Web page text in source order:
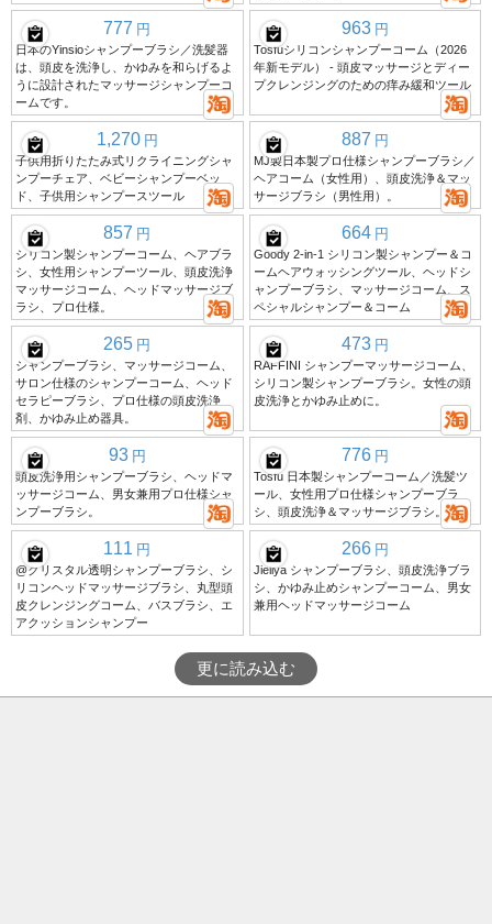
777 円
日本のYinsioシャンプーブラシ／洗髪器
は、頭皮を洗浄し、かゆみを和らげるよ
うに設計されたマッサージシャンプーコ
ームです。
963 円
Tosfuシリコンシャンプーコーム（2026
年新モデル） - 頭皮マッサージとディー
プクレンジングのための痒み緩和ツール
1,270 円
子供用折りたたみ式リクライニングシャ
ンプーチェア、ベビーシャンプーベッ
ド、子供用シャンプースツール
887 円
MJ製日本製プロ仕様シャンプーブラシ／
ヘアコーム（女性用）、頭皮洗浄＆マッ
サージブラシ（男性用）。
857 円
シリコン製シャンプーコーム、ヘアブラ
シ、女性用シャンプーツール、頭皮洗浄
マッサージコーム、ヘッドマッサージブ
ラシ、プロ仕様。
664 円
Goody 2-in-1 シリコン製シャンプー＆コ
ームヘアウォッシングツール、ヘッドシ
ャンプーブラシ、マッサージコーム、ス
ペシャルシャンプー＆コーム
265 円
シャンプーブラシ、マッサージコーム、
サロン仕様のシャンプーコーム、ヘッド
セラピーブラシ、プロ仕様の頭皮洗浄
剤、かゆみ止め器具。
473 円
RAFFINI シャンプーマッサージコーム、
シリコン製シャンプーブラシ。女性の頭
皮洗浄とかゆみ止めに。
93 円
頭皮洗浄用シャンプーブラシ、ヘッドマ
ッサージコーム、男女兼用プロ仕様シャ
ンプーブラシ。
776 円
Tosfu 日本製シャンプーコーム／洗髪ツ
ール、女性用プロ仕様シャンプーブラ
シ、頭皮洗浄＆マッサージブラシ。
111 円
@クリスタル透明シャンプーブラシ、シ
リコンヘッドマッサージブラシ、丸型頭
皮クレンジングコーム、バスブラシ、エ
アクッションシャンプー
266 円
Jieliya シャンプーブラシ、頭皮洗浄ブラ
シ、かゆみ止めシャンプーコーム、男女
兼用ヘッドマッサージコーム
更に読み込む